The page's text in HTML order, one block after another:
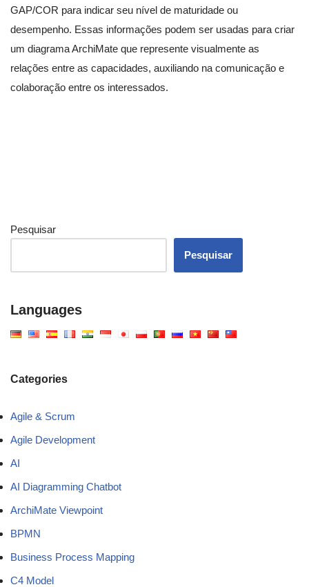
GAP/COR para indicar seu nível de maturidade ou
desempenho. Essas informações podem ser usadas para criar
um diagrama ArchiMate que represente visualmente as
relações entre as capacidades, auxiliando na comunicação e
colaboração entre os interessados.
Pesquisar
Pesquisar
Languages
Categories
Agile & Scrum
Agile Development
AI
AI Diagramming Chatbot
ArchiMate Viewpoint
BPMN
Business Process Mapping
C4 Model